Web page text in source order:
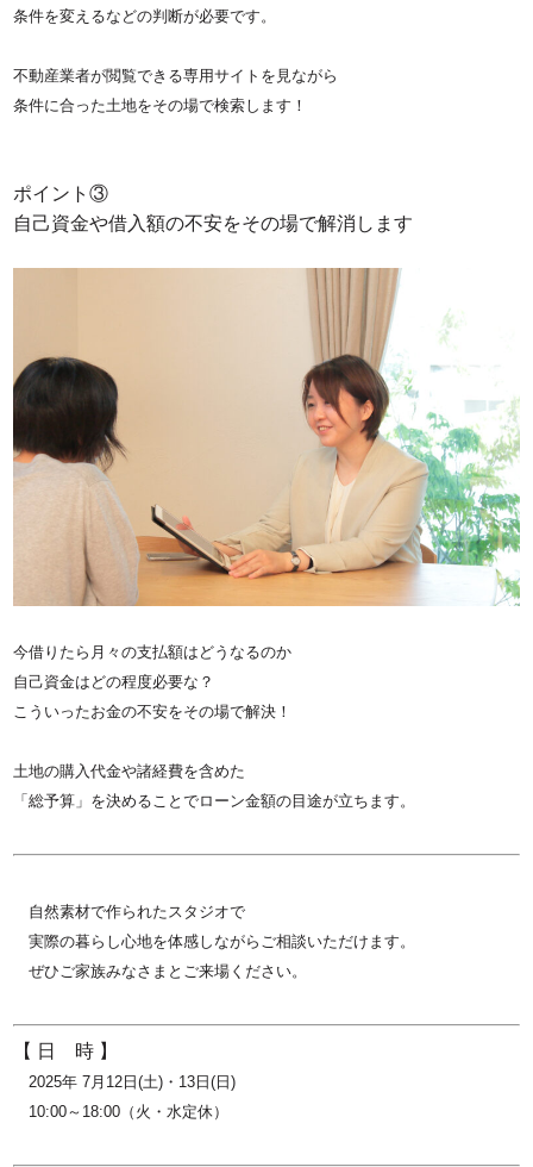
条件を変えるなどの判断が必要です。
不動産業者が閲覧できる専用サイトを見ながら
条件に合った土地をその場で検索します！
ポイント③
自己資金や借入額の不安をその場で解消します
今借りたら月々の支払額はどうなるのか
自己資金はどの程度必要な？
こういったお金の不安をその場で解決！
土地の購入代金や諸経費を含めた
「総予算」を決めることでローン金額の目途が立ちます。
自然素材で作られたスタジオで
実際の暮らし心地を体感しながらご相談いただけます。
ぜひご家族みなさまとご来場ください。
【 日 時 】
2025年 7月12日(土)・13日(日)
10:00～18:00（火・水定休）